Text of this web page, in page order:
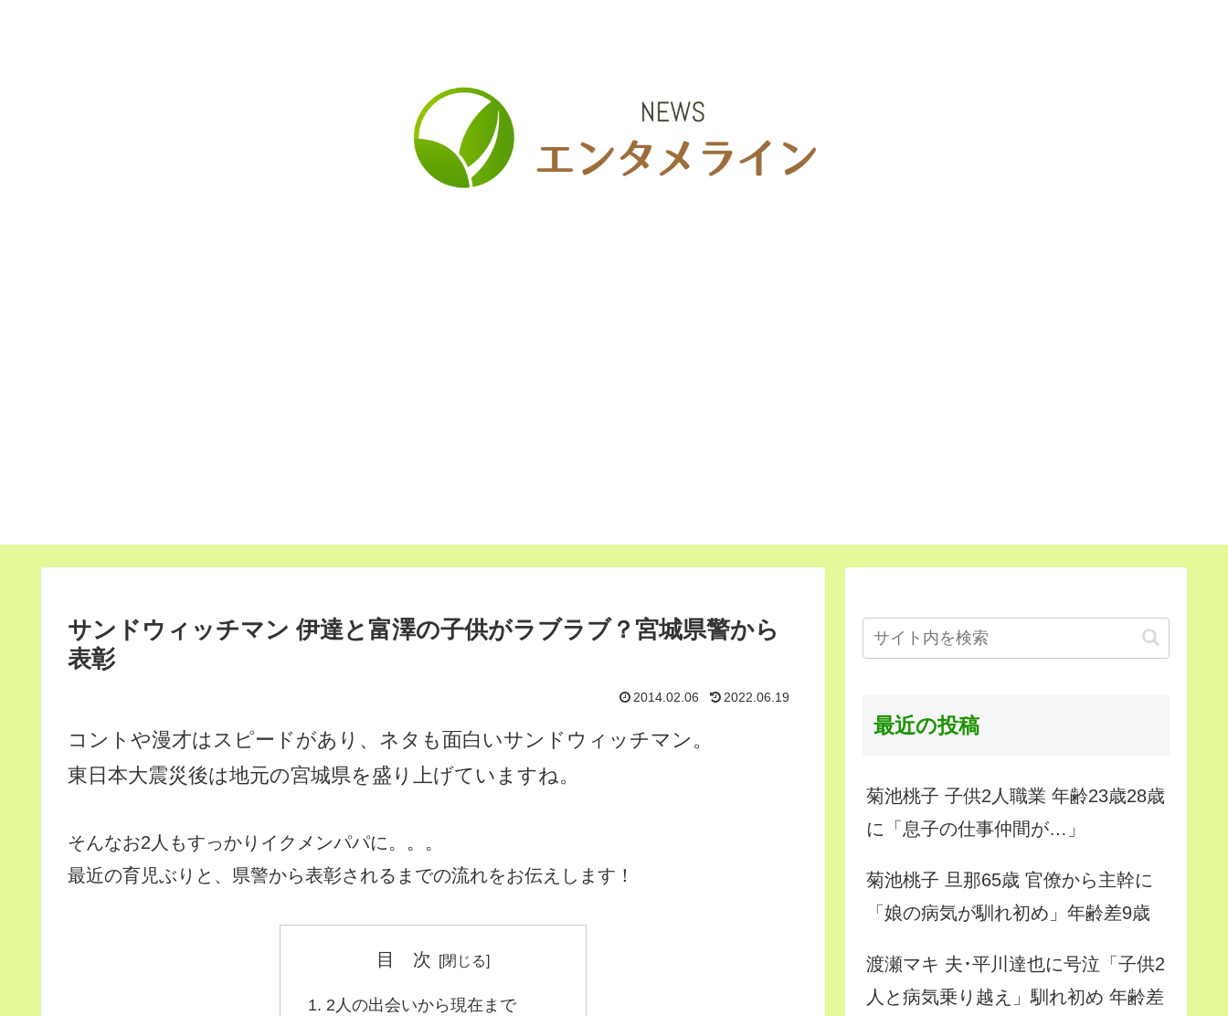
サンドウィッチマン 伊達と富澤の子供がラブラブ？宮城県警から
表彰
2014.02.06 2022.06.19
コントや漫才はスピードがあり、ネタも面白いサンドウィッチマン。
東日本大震災後は地元の宮城県を盛り上げていますね。
そんなお2人もすっかりイクメンパパに。。。
最近の育児ぶりと、県警から表彰されるまでの流れをお伝えします！
目 次
2人の出会いから現在まで
最近の投稿
菊池桃子 子供2人職業 年齢23歳28歳
に「息子の仕事仲間が…」
菊池桃子 旦那65歳 官僚から主幹に
「娘の病気が馴れ初め」年齢差9歳
渡瀬マキ 夫･平川達也に号泣「子供2
人と病気乗り越え」馴れ初め 年齢差